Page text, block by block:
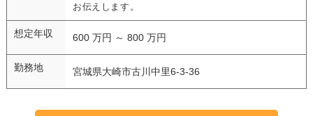
お伝えします。
想定年収 600 万円 ～ 800 万円
勤務地 宮城県大崎市古川中里6-3-36